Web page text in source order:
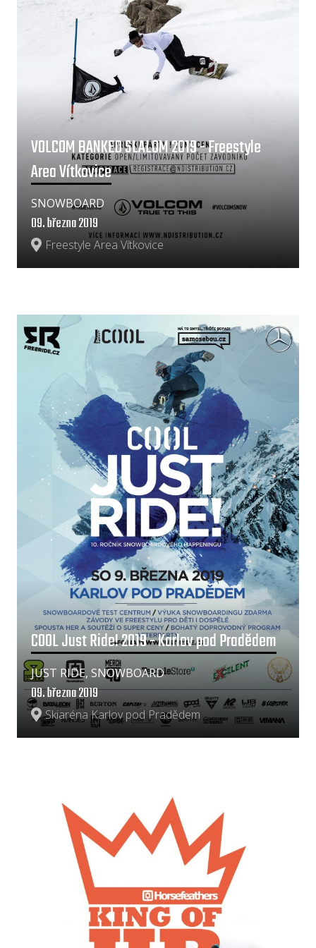
VOLCOM BANKED SLALOM 2019 - Freestyle
Area Vítkovice
Freestyle Area Vítkovice
09. března 2019
SNOWBOARD
COOL Just Ride! 2019 - Karlov pod Pradědem
Skiaréna Karlov pod Pradědem
09. března 2019
JUST RIDE, SNOWBOARD